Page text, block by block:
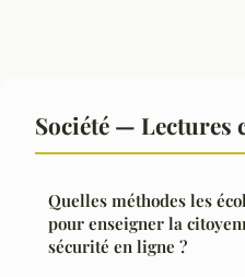
Société — Lectures
Quelles méthodes les
pour enseigner la
sécurité en ligne ?